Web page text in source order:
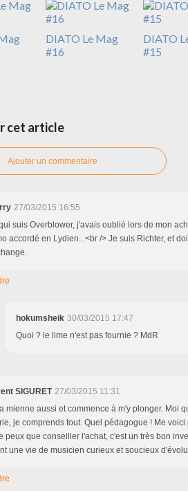
DIATO Le Mag
#16
DIATO
#15
cet article
Ajouter un commentaire
27/03/2015 16:55
suis Overblower, j'avais oublié lors de mon
accordé en Lydien...<br /> Je suis Richter, et
hokumsheik 30/03/2015 17:47
Quoi ? le lime n'est pas fournie ? MdR
SIGURET 27/03/2015 11:31
mienne aussi et commence à m'y plonger. Moi
je comprends tout. Quel pédagogue ! Me
peux que conseiller l'achat, c'est un très bon
une vie de musicien curieux et soucieux